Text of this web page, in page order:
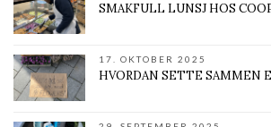
SMAKFULL LUNSJ HOS
17. OKTOBER 2025
HVORDAN SETTE SAMMEN